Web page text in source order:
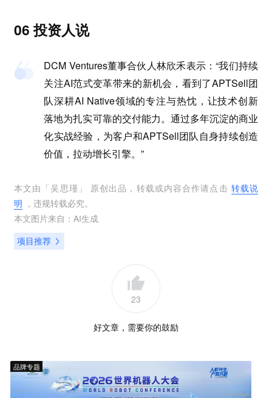
06 投资人说
DCM Ventures董事合伙人林欣禾表示：“我们持续
关注AI范式变革带来的新机会，看到了APTSell团
队深耕AI Native领域的专注与热忱，让技术创新
落地为扎实可靠的交付能力。通过多年沉淀的商业
化实战经验，为客户和APTSell团队自身持续创造
价值，拉动增长引擎。”
本文由「 吴思瑾 」 原创出品，转载或内容合作请点击 转载说
明 ，违规转载必究。
本文图片来自： AI生成
项目推荐
23
好文章，需要你的鼓励
品牌专题